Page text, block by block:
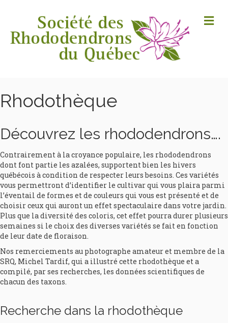
Rhodothèque
Découvrez les rhododendrons….
Contrairement à la croyance populaire, les rhododendrons
dont font partie les azalées, supportent bien les hivers
québécois à condition de respecter leurs besoins. Ces variétés
vous permettront d’identifier le cultivar qui vous plaira parmi
l’éventail de formes et de couleurs qui vous est présenté et de
choisir ceux qui auront un effet spectaculaire dans votre jardin.
Plus que la diversité des coloris, cet effet pourra durer plusieurs
semaines si le choix des diverses variétés se fait en fonction
de leur date de floraison.
Nos remerciements au photographe amateur et membre de la
SRQ, Michel Tardif, qui a illustré cette rhodothèque et a
compilé, par ses recherches, les données scientifiques de
chacun des taxons.
Recherche dans la rhodothèque